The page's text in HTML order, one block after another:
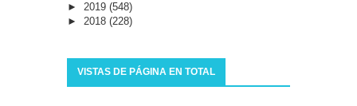
► 2019 (548)
► 2018 (228)
VISTAS DE PÁGINA EN TOTAL